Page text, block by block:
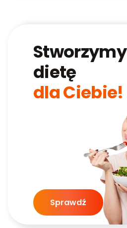
Stworzymy
dietę
dla Ciebie!
Sprawdź